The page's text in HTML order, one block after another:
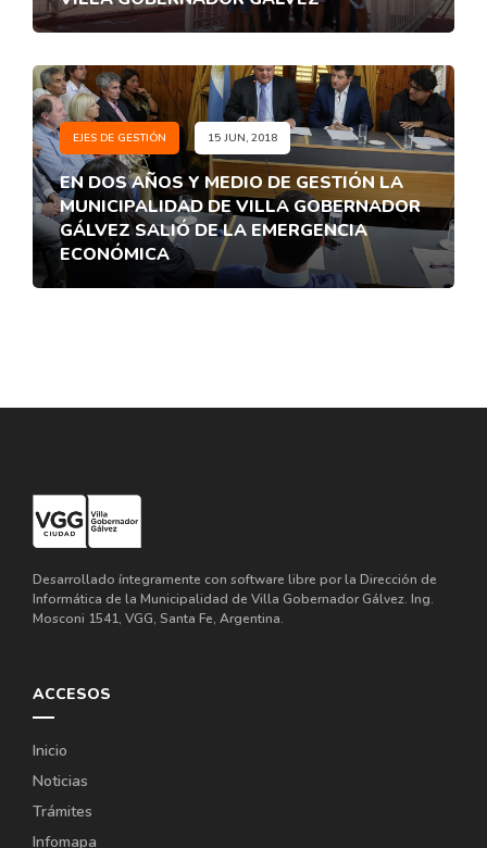
EJES DE GESTIÓN 15 JUN, 2018
EN DOS AÑOS Y MEDIO DE GESTIÓN LA
MUNICIPALIDAD DE VILLA GOBERNADOR
GÁLVEZ SALIÓ DE LA EMERGENCIA
ECONÓMICA
Desarrollado íntegramente con software libre por la Dirección de
Informática de la Municipalidad de Villa Gobernador Gálvez. Ing.
Mosconi 1541, VGG, Santa Fe, Argentina.
ACCESOS
Inicio
Noticias
Trámites
Infomapa